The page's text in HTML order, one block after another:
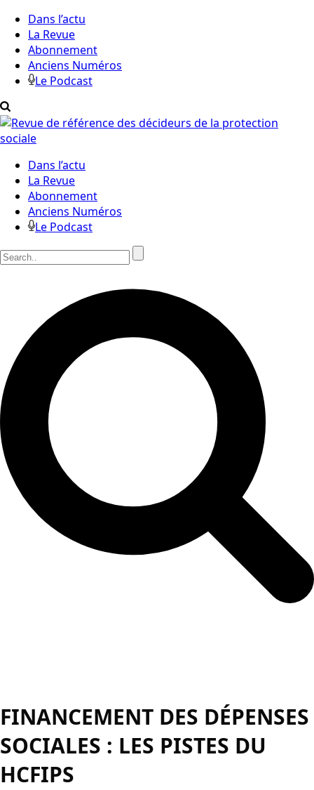
Dans l’actu
La Revue
Abonnement
Anciens Numéros
Le Podcast
Dans l’actu
La Revue
Abonnement
Anciens Numéros
Le Podcast
FINANCEMENT DES DÉPENSES
SOCIALES : LES PISTES DU
HCFIPS